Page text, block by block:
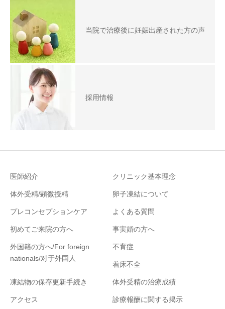
当院で治療後に妊娠出産された方の声
採用情報
医師紹介 クリニック基本理念
体外受精/顕微授精 卵子凍結について
プレコンセプションケア よくある質問
初めてご来院の方へ 事実婚の方へ
外国籍の方へ/For foreign
nationals/对于外国人
不育症
着床不全
凍結物の保存更新手続き 体外受精の治療成績
アクセス 診療報酬に関する掲示